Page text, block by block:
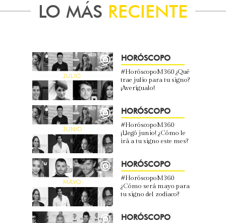
LO MÁS RECIENTE
HORÓSCOPO
#HoróscopoM360 ¿Qué
trae julio para tu signo?
¡Averígualo!
HORÓSCOPO
#HoróscopoM360
¡Llegó junio! ¿Cómo le
irá a tu signo este mes?
HORÓSCOPO
#HoróscopoM360
¿Cómo será mayo para
tu signo del zodiaco?
HORÓSCOPO